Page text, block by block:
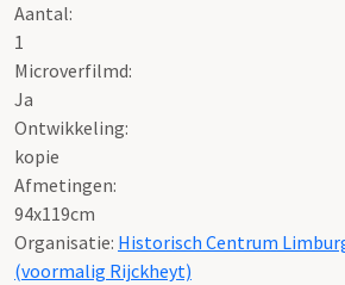
Aantal:
1
Microverfilmd:
Ja
Ontwikkeling:
kopie
Afmetingen:
94x119cm
Organisatie: Historisch Centrum
(voormalig Rijckheyt)